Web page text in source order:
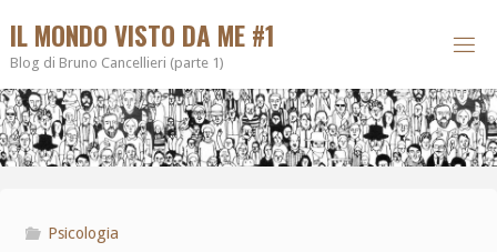
IL MONDO VISTO DA ME #1
Blog di Bruno Cancellieri (parte 1)
Psicologia